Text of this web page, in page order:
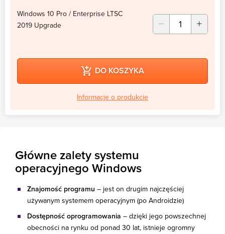
Windows 10 Pro / Enterprise LTSC
2019 Upgrade
DO KOSZYKA
Informacje o produkcie
Główne zalety systemu
operacyjnego Windows
Znajomość programu – jest on drugim najczęściej
używanym systemem operacyjnym (po Androidzie)
Dostępność oprogramowania – dzięki jego powszechnej
obecności na rynku od ponad 30 lat, istnieje ogromny